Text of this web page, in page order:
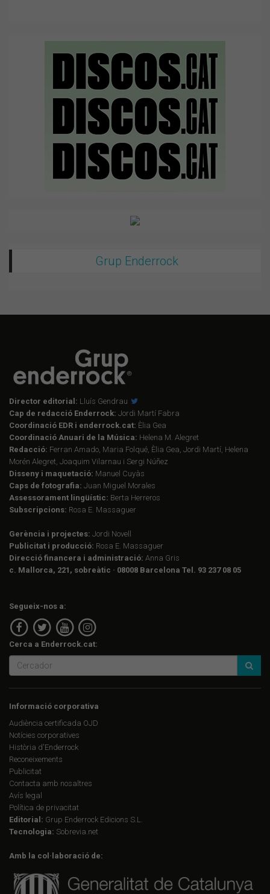
Grup Enderrock
Director editorial: Lluís Gendrau
Cap de redacció Enderrock: Jordi Martí Fabra
Coordinació EDR i enderrock.cat: Èlia Gea
Coordinació Anuari de la Música: Helena M. Alegret
Redacció: Ferran Amado, Maria Folqué, Èlia Gea, Jordi Martí, Helena
Morén Alegret, Joaquim Vilarnau i Sergi Núñez
Disseny i maquetació: Manuel Cuyàs
Caps de fotografia: Juan Miguel Morales
Assessorament lingüístic: Berta Herreros
Subscripcions: Rosa E. Massaguer
Gerència i projectes: Jordi Novell
Publicitat i producció: Rosa E. Massaguer
Direcció financera i administració: Anna Gris
c. Mallorca, 221, sobreàtic · 08008 Barcelona Tel. 93 237 08 05
Segueix-nos a:
Cerca a Enderrock.cat:
Informació corporativa
Audiència certificada OJD
Notícies corporatives
Història d'Enderrock
Reconeixements
Publicitat
Contacta amb nosaltres
Avís legal
Política de privacitat
Editorial: Grup Enderrock Edicions S.L.
Tecnologia: Sobrevia.net
Amb la col·laboració de: